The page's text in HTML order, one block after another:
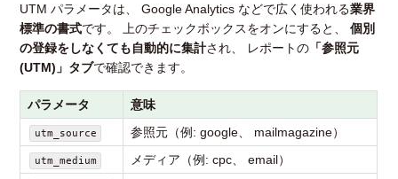
UTM パラメータは、 Google Analytics などで広く使われる業界
標準の書式です。 上のチェックボックスをオンにすると、個別
の登録をしなくても自動的に集計され、 レポートの 「参照元
(UTM)」タブで確認できます。
パラメータ 意味
utm_source 参照元（例: google、 mailmagazine）
utm_medium メディア（例: cpc、 email）